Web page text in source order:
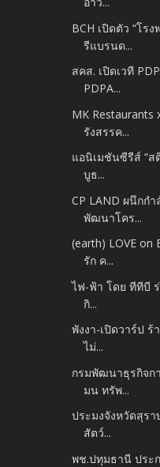
BCH เปิดตัว “โร
รีแบรนด...
สคส. เปิดเวที
PDPA...
MK Restaurants
รังสรรค...
แอนิเมชันซีรีส์ “ส
บูธ...
CP LAND ผนึกก
พัฒนาโคร...
(earth) LOVE on
รัก ค...
ไฟ-ฟ้า โดย ทีทีบี
กิ...
พังงา-เปิดวาร์ป
ไม่...
กรมพัฒนาธุรกิจก
มน ทรัพ...
ประมงจังหวัดสุร
สัตว์...
พช.ปทุมธานี ประ